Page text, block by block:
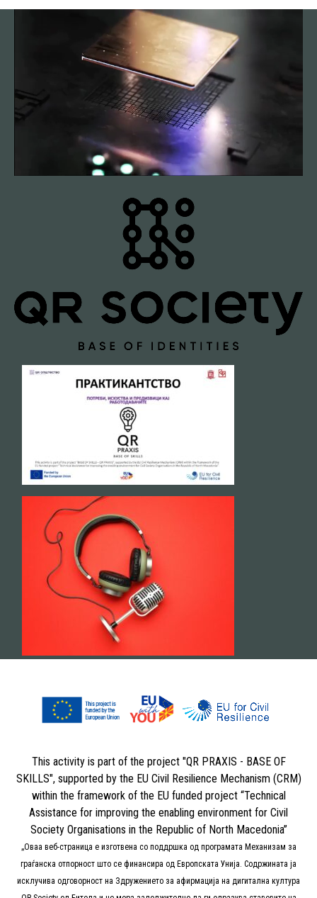
This activity is part of the project "QR PRAXIS - BASE OF
SKILLS", supported by the EU Civil Resilience Mechanism (CRM)
within the framework of the EU funded project “Technical
Assistance for improving the enabling environment for Civil
Society Organisations in the Republic of North Macedonia”
„Оваа веб-страница е изготвена со поддршка од програмата Механизам за
граѓанска отпорност што се финансира од Европската Унија. Содржината ја
исклучива одговорност на Здружението за афирмација на дигитална култура